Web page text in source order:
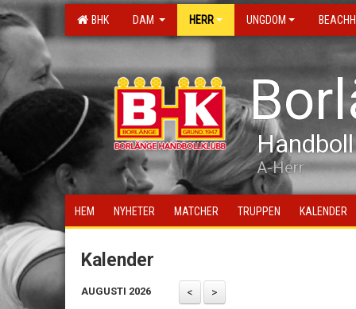
BHK DAM HERR UNGDOM
Handboll
A-Herr
HEM NYHETER MATCHER TRUPPEN KALENDER
Kalender
AUGUSTI 2026